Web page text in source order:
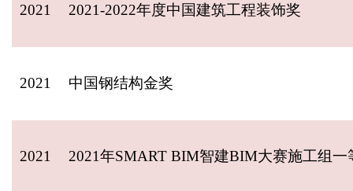
2021 2021-2022年度中国建筑工程装饰奖
2021 中国钢结构金奖
2021 2021年SMART BIM智建BIM大赛施工组一